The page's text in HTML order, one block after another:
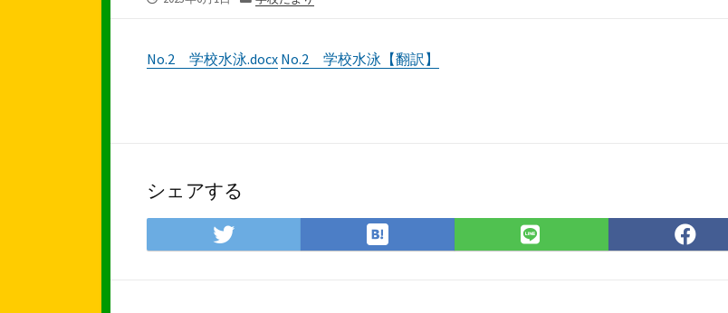
リ
ー
No.2 学校水泳.docx No.2 学校水泳【翻訳】
シェアする
Twitter
で
は
て
LINE
で
で